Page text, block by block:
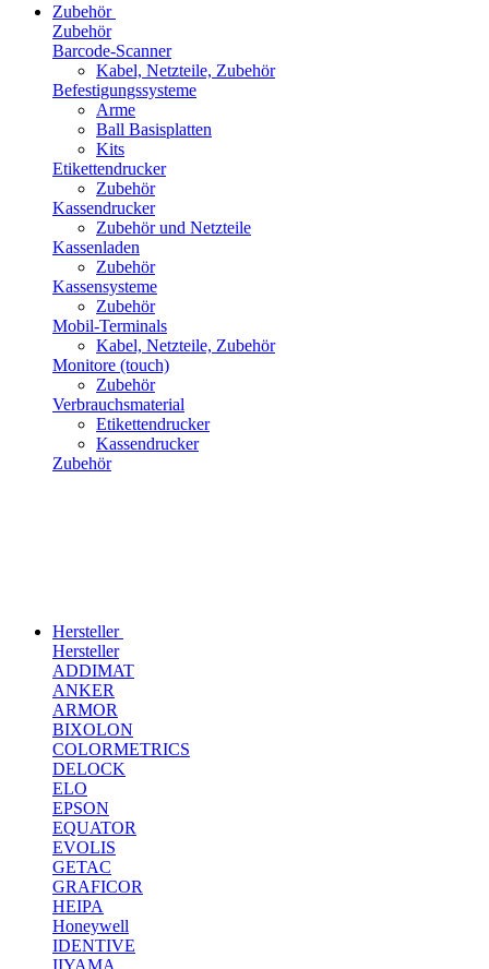
Zubehör
Zubehör
Barcode-Scanner
Kabel, Netzteile, Zubehör
Befestigungssysteme
Arme
Ball Basisplatten
Kits
Etikettendrucker
Zubehör
Kassendrucker
Zubehör und Netzteile
Kassenladen
Zubehör
Kassensysteme
Zubehör
Mobil-Terminals
Kabel, Netzteile, Zubehör
Monitore (touch)
Zubehör
Verbrauchsmaterial
Etikettendrucker
Kassendrucker
Zubehör
Hersteller
Hersteller
ADDIMAT
ANKER
ARMOR
BIXOLON
COLORMETRICS
DELOCK
ELO
EPSON
EQUATOR
EVOLIS
GETAC
GRAFICOR
HEIPA
Honeywell
IDENTIVE
IIYAMA